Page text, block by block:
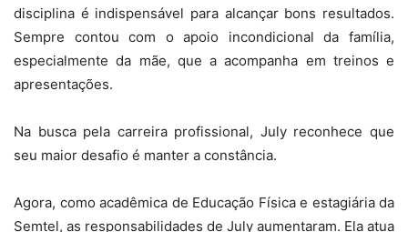
disciplina é indispensável para alcançar bons resultados.
Sempre contou com o apoio incondicional da família,
especialmente da mãe, que a acompanha em treinos e
apresentações.
Na busca pela carreira profissional, July reconhece que
seu maior desafio é manter a constância.
Agora, como acadêmica de Educação Física e estagiária da
Semtel, as responsabilidades de July aumentaram. Ela atua